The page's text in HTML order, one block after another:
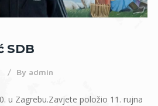
SDB
By admin
u Zagrebu.Zavjete položio 11. rujna